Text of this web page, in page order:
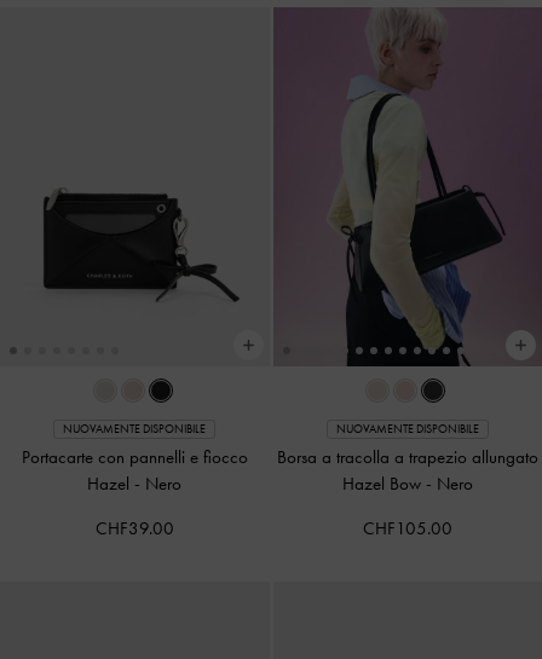
NUOVAMENTE DISPONIBILE
Portacarte con pannelli e fiocco
Hazel - Nero
CHF39.00
NUOVAMENTE DISPONIBILE
Borsa a tracolla a trapezio allungato
Hazel Bow - Nero
CHF105.00